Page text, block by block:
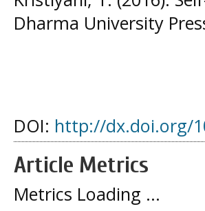
Dharma University
DOI: http://dx.doi.org/
Article Metrics
Metrics Loading ...